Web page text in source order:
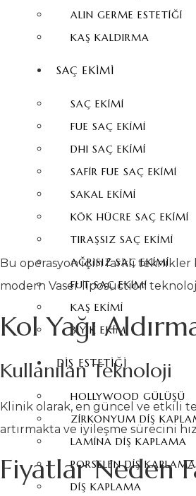
ALIN GERME ESTETIĞI
KAŞ KALDIRMA
SAÇ EKIMI
SAÇ EKIMI
FUE SAÇ EKIMI
DHI SAÇ EKIMI
SAFIR FUE SAÇ EKIMI
SAKAL EKIMI
KÖK HÜCRE SAÇ EKIMI
TIRAŞSIZ SAÇ EKIMI
AĞRISIZ SAÇ EKIMI
FUT SAÇ EKIMI
KAŞ EKIMI
BIYIK EKIMI
DIŞ ESTETIĞI
HOLLYWOOD GÜLÜŞÜ
ZIRKONYUM DIŞ
LAMINA DIŞ KAPLAMA
PORSELEN DIŞ KAPLAMA
DIŞ KAPLAMA
Bu operasyon için farklı
modern Vaser liposuction
Kol Yağı
Kullanılan Teknoloji
Klinik olarak, en güncel ve etkili
artırmakta ve iyileşme sürecini
Fiyatlar Neden